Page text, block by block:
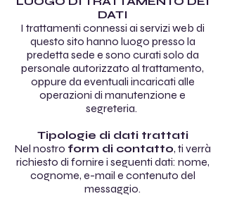
DATI
I trattamenti connessi ai servizi web di
questo sito hanno luogo presso la
predetta sede e sono curati solo da
personale autorizzato al trattamento,
oppure da eventuali incaricati alle
operazioni di manutenzione e
segreteria.
Tipologie di dati trattati
Nel nostro form di contatto, ti verrà
richiesto di fornire i seguenti dati: nome,
cognome, e-mail e contenuto del
messaggio.